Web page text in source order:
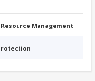
Management